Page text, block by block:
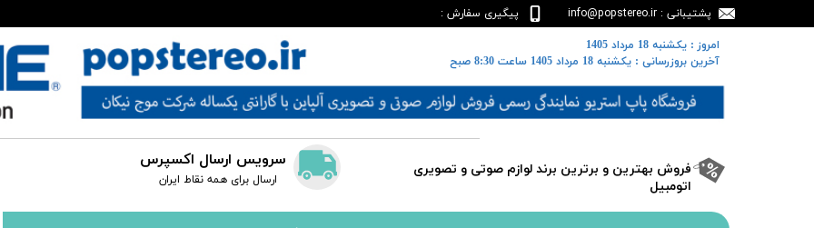
سرویس ارسال اکسپرس
​​ارسال برای همه نقاط ایران
پشتیبانی : info@popstereo.ir
پیگیری سفارش :
02188457837
​فروش بهترین و برترین برند لوازم صوتی و تصویری
اتومبیل​​​​​​​
​​امروز : یکشنبه 18 مرداد 1405
​​​​​​​آخرین بروزرسانی : یکشنبه 18 مرداد 1405 ساعت 8:30 صبح